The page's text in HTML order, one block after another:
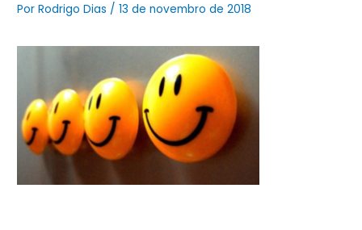
PorRodrigo Dias /13 de novembro de 2018